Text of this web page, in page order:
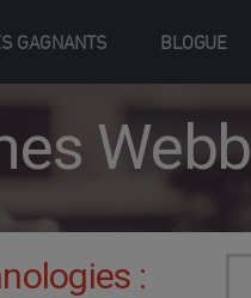
GAGNANTS BLOGUE
Webb
: